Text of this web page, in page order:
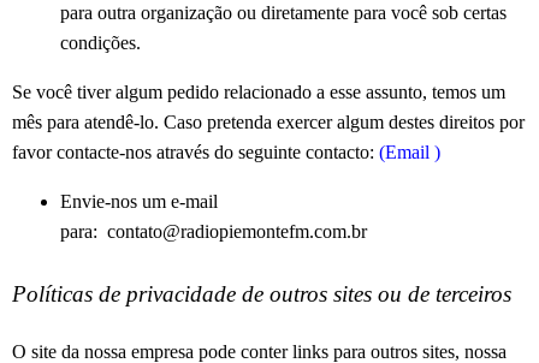
para outra organização ou diretamente para você sob certas
condições.
Se você tiver algum pedido relacionado a esse assunto, temos um
mês para atendê-lo. Caso pretenda exercer algum destes direitos por
favor contacte-nos através do seguinte contacto: (Email )
Envie-nos um e-mail
para: contato@radiopiemontefm.com.br
Políticas de privacidade de outros sites ou de terceiros
O site da nossa empresa pode conter links para outros sites, nossa